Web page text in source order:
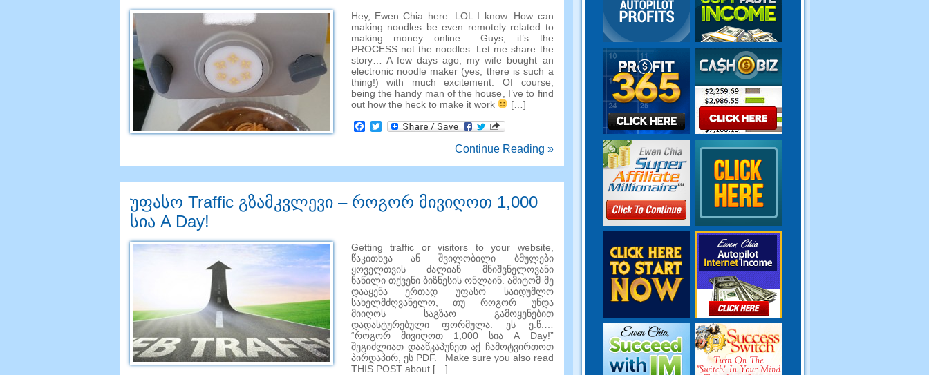
Hey, Ewen Chia here LOL I know. How can
making noodles be even remotely related to
making money online …Guys
it’s the
PROCESS not the noodles. Let me share the
story… A few days ago
my wife bought an
electronic noodle maker (yes
there is such a
thing!)with much excitement Of course
being the handy man of the house
I’ve to find
out how the heck to make it work
[…]
Facebook
Twitter
Continue Reading »
უფასო Traffic გზამკვლევი – როგორ მივიღოთ 1,000
სია A Day!
Getting traffic or visitors to your website
წაკითხვა ან შვილობილი ბმულები
ყოველთვის ძალიან მნიშვნელოვანი
ნაწილი თქვენი ბიზნესის ონლაინ. ამიტომ მე
დააყენა ერთად უფასო საიდუმლო
სახელმძღვანელო, თუ როგორ უნდა
მიიღოს საგზაო გამოყენებით
დადასტურებული ფორმულა. ეს ე.წ.…
“როგორ მივიღოთ 1,000 სია A Day!”
შეგიძლიათ დააწკაპუნეთ აქ ჩამოტვირთოთ
პირდაპირ, ეს PDF. Make sure you also read
THIS POST about[…]